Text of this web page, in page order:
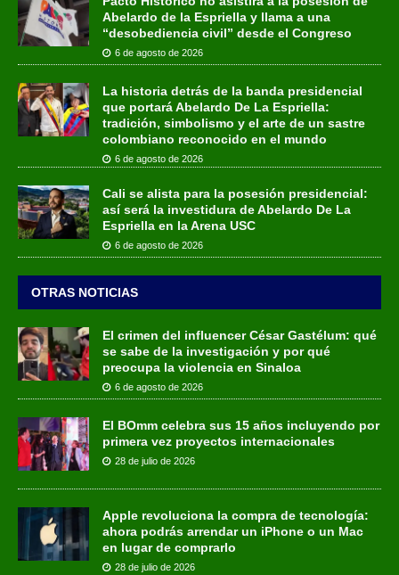
Abelardo de la Espriella y llama a una
“desobediencia civil” desde el Congreso
6 de agosto de 2026
La historia detrás de la banda presidencial
que portará Abelardo De La Espriella:
tradición, simbolismo y el arte de un sastre
colombiano reconocido en el mundo
6 de agosto de 2026
Cali se alista para la posesión presidencial:
así será la investidura de Abelardo De La
Espriella en la Arena USC
6 de agosto de 2026
OTRAS NOTICIAS
El crimen del influencer César Gastélum: qué
se sabe de la investigación y por qué
preocupa la violencia en Sinaloa
6 de agosto de 2026
El BOmm celebra sus 15 años incluyendo por
primera vez proyectos internacionales
28 de julio de 2026
Apple revoluciona la compra de tecnología:
ahora podrás arrendar un iPhone o un Mac
en lugar de comprarlo
28 de julio de 2026